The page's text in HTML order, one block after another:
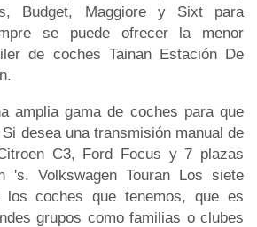
Budget, Maggiore y Sixt para
se puede ofrecer la menor
de coches Tainan Estación De
amplia gama de coches para que
desea una transmisión manual de
C3, Ford Focus y 7 plazas
's. Volkswagen Touran Los siete
coches que tenemos, que es
grupos como familias o clubes